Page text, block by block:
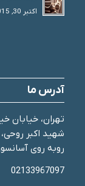
اکتبر 30, 2015 - 5:09 ب.ظ
آدرس ما
تهران، خیابان
روبه روی آسانسور،
02133967097